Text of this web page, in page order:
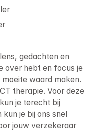
gedachten en
over hebt en focus je
waard maken.
therapie. Voor deze
je terecht bij
je bij ons snel
jouw verzekeraar